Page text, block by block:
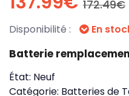
172.49€
Disponibilité : En
Batterie
État: Neuf
Catégorie: Batteries de